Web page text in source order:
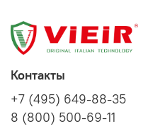
Контакты
+7 (495) 649-88-35
8 (800) 500-69-11